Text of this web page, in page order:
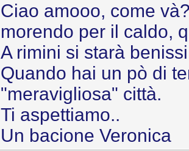
Ciao amooo, come
morendo per il caldo,
A rimini si starà
Quando hai un pò di
"meravigliosa" città.
Ti aspettiamo..
Un bacione Veronica